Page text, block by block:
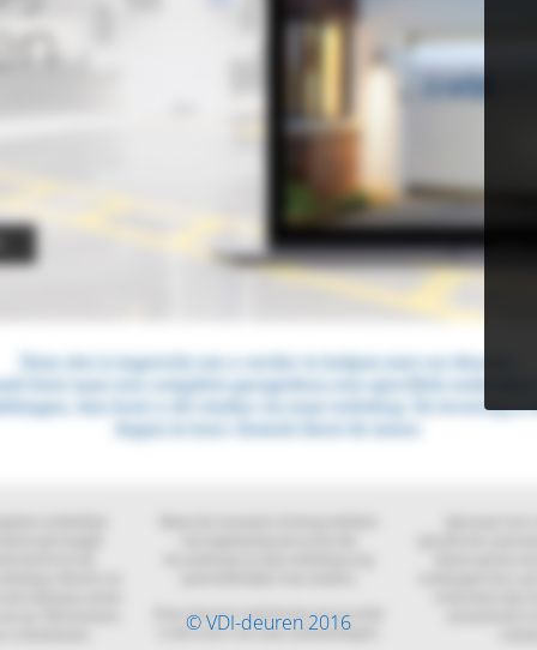
© VDI-deuren 2016